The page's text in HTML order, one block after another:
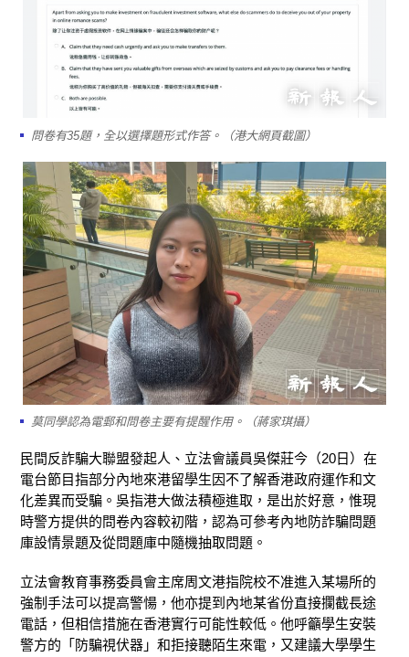
問卷有35題，全以選擇題形式作答。（港大網頁截圖）
莫同學認為電郵和問卷主要有提醒作用。（蔣家琪攝）
民間反詐騙大聯盟發起人、立法會議員吳傑莊今（20日）在
電台節目指部分內地來港留學生因不了解香港政府運作和文
化差異而受騙。吳指港大做法積極進取，是出於好意，惟現
時警方提供的問卷內容較初階，認為可參考內地防詐騙問題
庫設情景題及從問題庫中隨機抽取問題。
立法會教育事務委員會主席周文港指院校不准進入某場所的
強制手法可以提高警愓，他亦提到內地某省份直接攔截長途
電話，但相信措施在香港實行可能性較低。他呼籲學生安裝
警方的「防騙視伏器」和拒接聽陌生來電，又建議大學學生